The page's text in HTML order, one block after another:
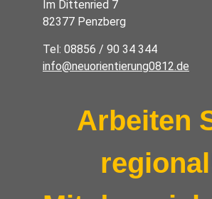
Im Dittenried 7
82377 Penzberg
Tel: 08856 / 90 34 344
info@neuorientierung0812.de
Arbeiten